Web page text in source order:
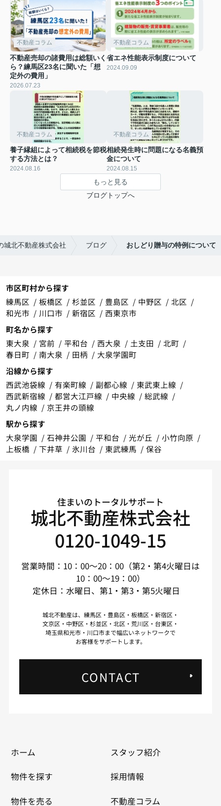
不動産コラム
不動産売却の諸費用は総額いく
ら？練馬区23名に聞いた「想
定外の費用」
2026.07.23
不動産コラム
省エネ性能表示制度について
2024.09.09
不動産コラム
養子縁組によって相続税を節税
する方法とは？
2024.08.16
不動産コラム
相続発生時に問題になる名義預
金について
2024.08.15
もっと見る
ブログトップへ
城北不動産株式会社 ブログ おしどり贈与の特例について
市区町村から探す
練馬区
板橋区 杉並区 豊島区 中野区
北区
和光市
川口市 新宿区
西東京市
町名から探す
東大泉
宮前 平和台 西大泉 土支田
北町
春日町
南大泉 田柄
大泉学園町
沿線から探す
西武池袋線
有楽町線 副都心線
東武東上線
西武新宿線
都営大江戸線 中央線
総武線
丸ノ内線
京王井の頭線
駅から探す
大泉学園
石神井公園 平和台 光が丘
小竹向原
上板橋
下井草 氷川台 東武練馬 保谷
住まいのトータルサポート
城北不動産株式会社
0120-1049-15
営業時間：10：00～20：00（第2・第4火曜日は
10：00～19：00）
定休日：水曜日、第1・第3・第5火曜日
城北不動産は、練馬区・豊島区・板橋区・新宿区・
文京区・中野区・杉並区・北区・荒川区・台東区・
埼玉県和光市・川口市まで幅広いネットワークで
お客様をサポートします。
CONTACT
ホーム
物件を探す
物件を売る
スタッフ紹介
採用情報
不動産コラム